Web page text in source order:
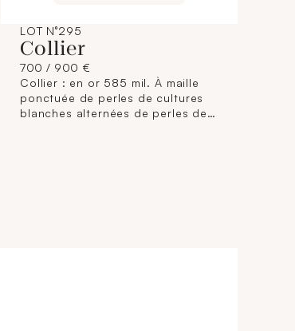
LOT N°295
Collier
700 / 900 €
Collier : en or 585 mil. À maille
ponctuée de perles de cultures
blanches alternées de perles de